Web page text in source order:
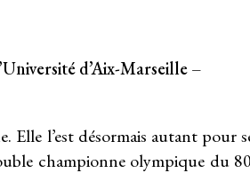
d’Aix-Marseille –
Elle l’est désormais autant pour
championne olympique du